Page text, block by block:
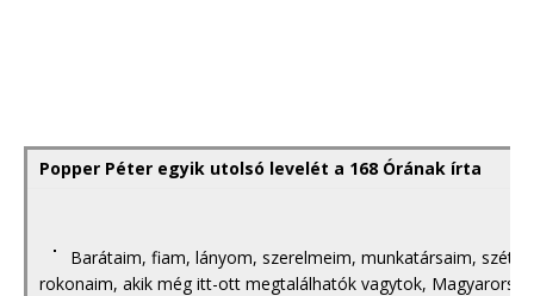
Popper Péter egyik utolsó levelét a 168 Órának írta
Barátaim, fiam, lányom, szerelmeim, munkatársaim,
rokonaim, akik még itt-ott megtalálhatók vagytok,